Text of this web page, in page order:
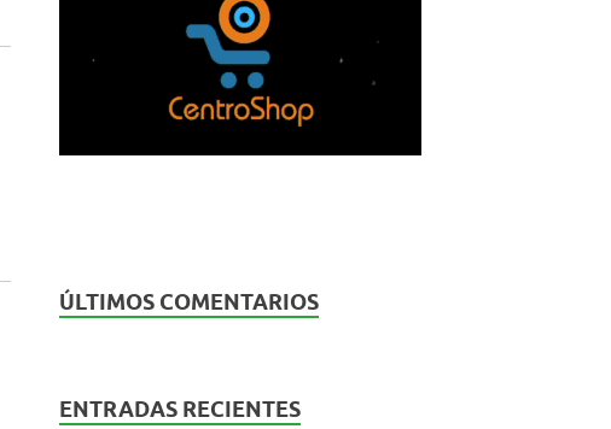
ÚLTIMOS COMENTARIOS
ENTRADAS RECIENTES